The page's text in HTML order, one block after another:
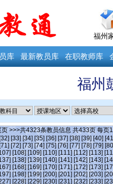
福州
库 最新教员库 在职教师库
福州
页 >>>共4323条教员信息 共433页 每页
[32] [33] [34] [35] [36] [37] [38] [39] [40]
[71] [72] [73] [74] [75] [76] [77] [78] [79]
[108] [109] [110] [111] [112] [113]
[138] [139] [140] [141] [142] [143]
[168] [169] [170] [171] [172] [173]
[198] [199] [200] [201] [202] [203]
[228] [229] [230] [231] [232] [233]